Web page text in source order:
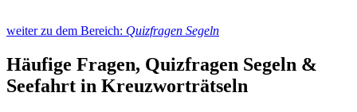
weiter zu dem Bereich: Quizfragen Segeln
Häufige Fragen, Quizfragen Segeln &
Seefahrt in Kreuzworträtseln